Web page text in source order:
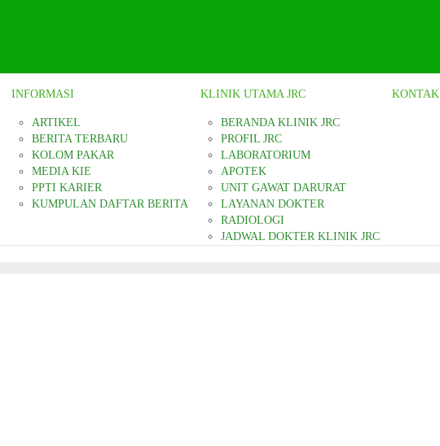
INFORMASI
ARTIKEL
BERITA TERBARU
KOLOM PAKAR
MEDIA KIE
PPTI KARIER
KUMPULAN DAFTAR BERITA
KLINIK UTAMA JRC
BERANDA KLINIK JRC
PROFIL JRC
LABORATORIUM
APOTEK
UNIT GAWAT DARURAT
LAYANAN DOKTER
RADIOLOGI
JADWAL DOKTER KLINIK JRC
KONTAK